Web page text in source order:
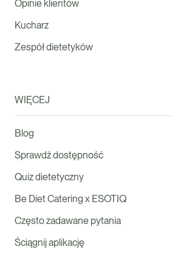
Opinie klientów
Kucharz
Zespół dietetyków
WIĘCEJ
Blog
Sprawdź dostępność
Quiz dietetyczny
Be Diet Catering x ESOTIQ
Często zadawane pytania
Ściągnij aplikację